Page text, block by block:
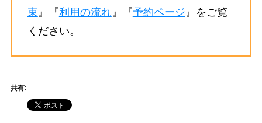
束 』『利用の流れ』『予約ページ 』をご覧
ください。
共有: